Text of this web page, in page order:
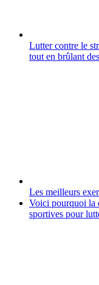
Lutter contre le
tout en brûlant
Les meilleurs
Voici pourquoi la
sportives pour